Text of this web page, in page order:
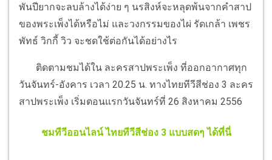
พันปียากจะลบล้างได้ง่าย ๆ นรสิงห์จะหลุดพ้นจากคำสาป
ของพระเพ็งได้หรือไม่ และวงกรรมของไผ่ รัดเกล้า เพชร
พัทธ์ วิกกี้ วิว จะชดใช้ต่อกันได้อย่างไร
ติดตามชมได้ใน ละครสาปพระเพ็ง ที่ออกอากาศทุก
วันจันทร์-อังคาร เวลา 20.25 น. ทางไทยทีวีสีช่อง 3 ละคร
สาปพระเพ็ง เริ่มตอนแรกวันจันทร์ที่ 26 สิงหาคม 2556
ชมทีวีออนไลน์ ไทยทีวีสีช่อง 3 แบบสดๆ ได้ที่นี่